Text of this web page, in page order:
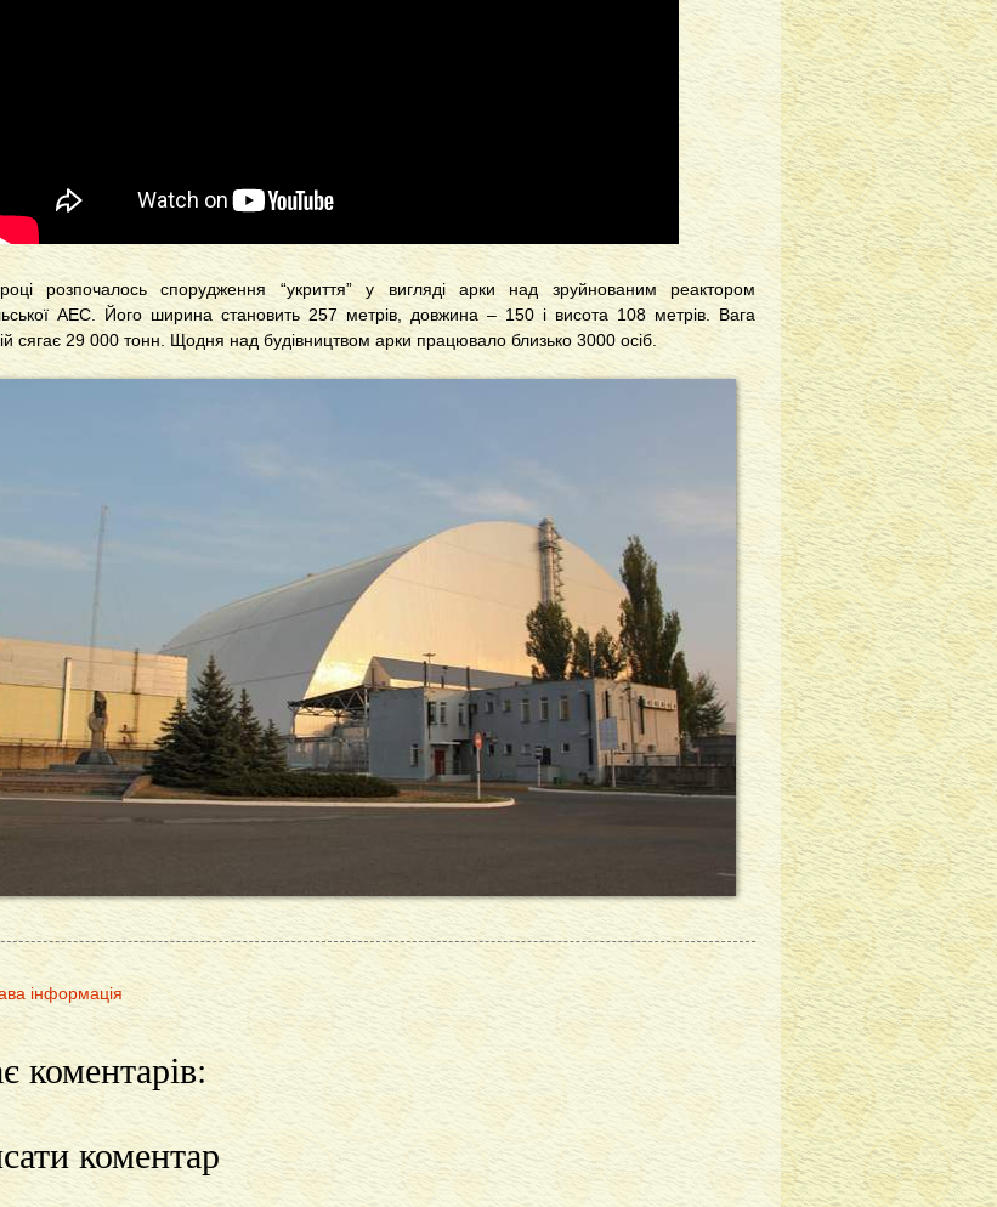
розпочалось спорудження “укриття” у вигляді арки над зруйнованим реактором
АЕС. Його ширина становить 257 метрів, довжина – 150 і висота 108 метрів. Вага
сягає 29 000 тонн. Щодня над будівництвом арки працювало близько 3000 осіб.
інформація
коментарів:
коментар